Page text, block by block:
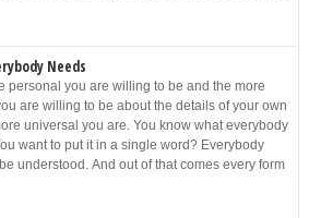
Needs
personal you are willing to be and the more
are willing to be about the details of your own
universal you are. You know what everybody
want to put it in a single word? Everybody
understood. And out of that comes every form